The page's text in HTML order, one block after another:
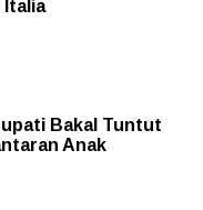
Italia
Bakal Tuntut
Anak